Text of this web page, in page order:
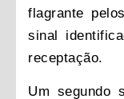
flagrante
sinal
receptação.
Um segundo